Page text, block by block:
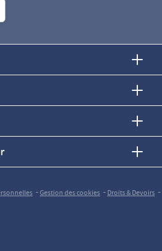
-Gestion des cookies -Droits & Devoirs -